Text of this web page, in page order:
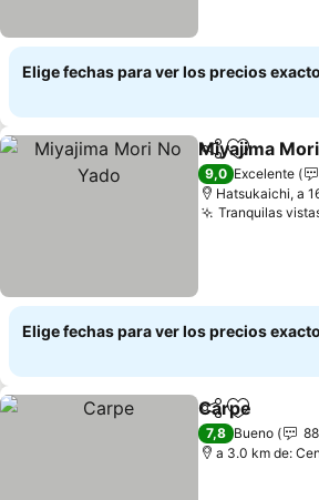
Elige fechas para ver los precios
Compartir
Agregar
Miyajima
9,0 Excelente
Hatsukaichi, a
Tranquilas
Elige fechas para ver los precios
CompartirAgregar
Carpe
7,8 Bueno
88
a 3.0 km de: